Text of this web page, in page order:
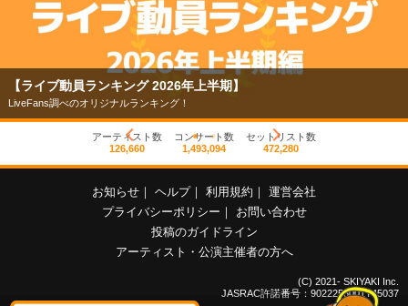
【ライブ動員ランキング 2026年上半期】
LiveFans調べのオリジナルランキング！
アーティスト数
126,660
コンサート数
1,493,094
セットリスト数
472,280
お知らせ ヘルプ 利用規約
運営会社
プライバシーポリシー
お問い合わせ
投稿のガイドライン
アーティスト・公演主催者の方へ
(C) 2021- SKIYAKI Inc.
JASRAC許諾番号：9022255001Y45037